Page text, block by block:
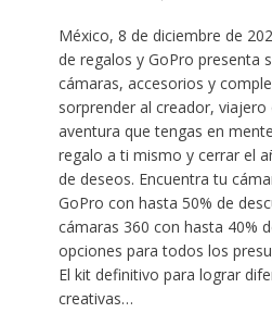
México, 8 de diciembre de
de regalos y GoPro presenta
cámaras, accesorios y
sorprender al creador,
aventura que tengas en
regalo a ti mismo y cerrar el
de deseos. Encuentra tu
GoPro con hasta 50% de
cámaras 360 con hasta 40%
opciones para todos los
El kit definitivo para lograr
creativas…